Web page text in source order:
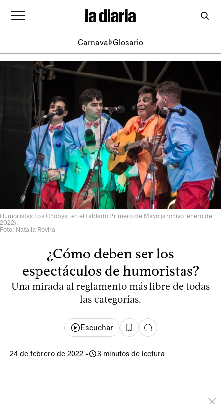
Carnaval Glosario
Humoristas Los Chobys, en el tablado Primero de Mayo (archivo, enero de
2022).
Foto: Natalia Rovira
¿Cómo deben ser los
espectáculos de humoristas?
Una mirada al reglamento más libre de todas
las categorías.
Escuchar
24 de febrero de 2022 - 3 minutos de lectura